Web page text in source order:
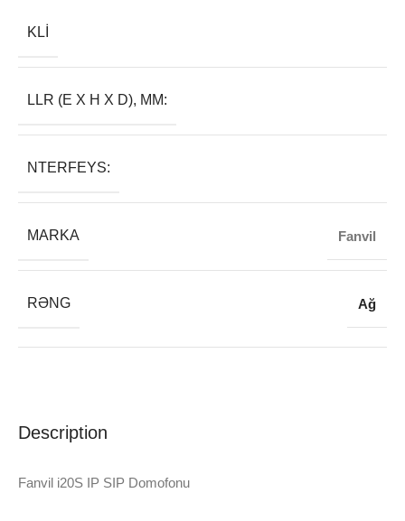
Description
Fanvil i20S IP SIP Domofonu
KLI
LLR (E X H X D), MM:
NTERFEYS:
MARKA Fanvil
RƏNG Ağ